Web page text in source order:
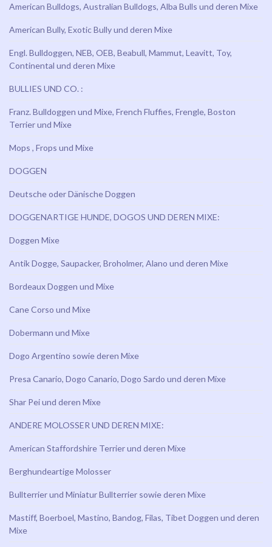
American Bulldogs, Australian Bulldogs, Alba Bulls und deren Mixe
American Bully, Exotic Bully und deren Mixe
Engl. Bulldoggen, NEB, OEB, Beabull, Mammut, Leavitt, Toy,
Continental und deren Mixe
BULLIES UND CO. :
Franz. Bulldoggen und Mixe, French Fluffies, Frengle, Boston
Terrier und Mixe
Mops , Frops und Mixe
DOGGEN
Deutsche oder Dänische Doggen
DOGGENARTIGE HUNDE, DOGOS UND DEREN MIXE:
Doggen Mixe
Antik Dogge, Saupacker, Broholmer, Alano und deren Mixe
Bordeaux Doggen und Mixe
Cane Corso und Mixe
Dobermann und Mixe
Dogo Argentino sowie deren Mixe
Presa Canario, Dogo Canario, Dogo Sardo und deren Mixe
Shar Pei und deren Mixe
ANDERE MOLOSSER UND DEREN MIXE:
American Staffordshire Terrier und deren Mixe
Berghundeartige Molosser
Bullterrier und Miniatur Bullterrier sowie deren Mixe
Mastiff, Boerboel, Mastino, Bandog, Filas, Tibet Doggen und deren
Mixe